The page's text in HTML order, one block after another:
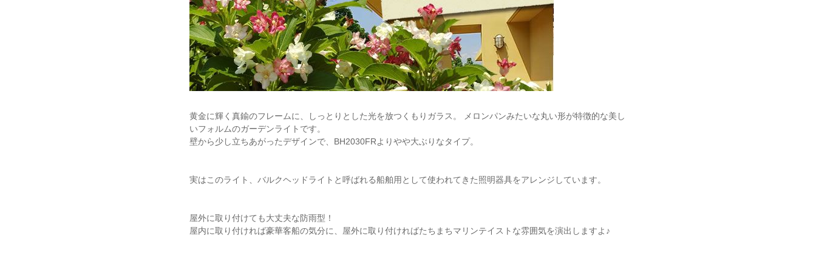
黄金に輝く真鍮のフレームに、しっとりとした光を放つくもりガラス。 メロンパンみたいな丸い形が特徴的な美し
いフォルムのガーデンライトです。
壁から少し立ちあがったデザインで、BH2030FRよりやや大ぶりなタイプ。
実はこのライト、バルクヘッドライトと呼ばれる船舶用として使われてきた照明器具をアレンジしています。
屋外に取り付けても大丈夫な防雨型！
屋内に取り付ければ豪華客船の気分に、屋外に取り付ければたちまちマリンテイストな雰囲気を演出しますよ♪